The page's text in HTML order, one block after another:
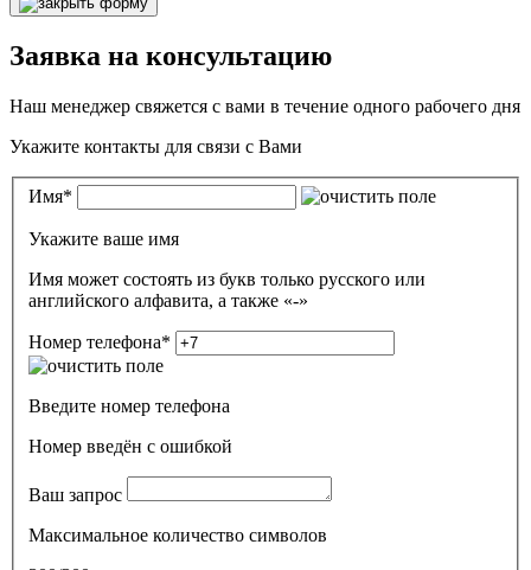
Заявка на консультацию
Наш менеджер свяжется с вами в течение одного рабочего дня
Укажите контакты для связи с Вами
Имя*
Укажите ваше имя
Имя может состоять из букв только русского или
английского алфавита, а также «-»
Номер телефона*
Введите номер телефона
Номер введён c ошибкой
Ваш запрос
Максимальное количество символов